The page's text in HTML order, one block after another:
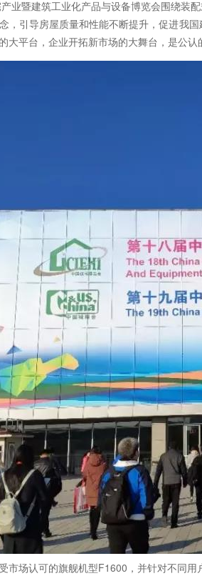
业暨建筑工业化产品与设备博览会围绕装
，引导房屋质量和性能不断提升，促进我
大平台，企业开拓新市场的大舞台，是公认
市场认可的旗舰机型F1600，并针对不同